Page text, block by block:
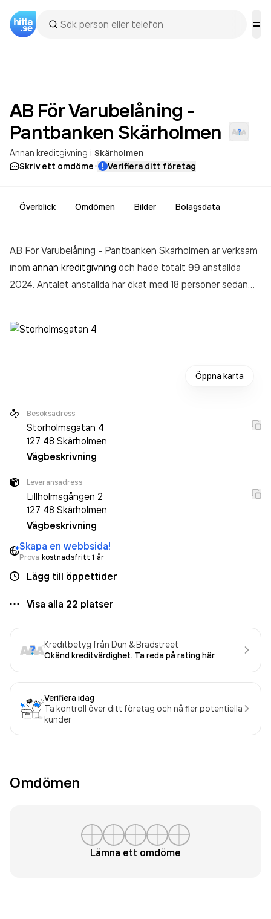
AB För Varubelåning -
Pantbanken Skärholmen
Annan kreditgivning i Skärholmen
Skriv ett omdöme· Verifiera ditt företag
Överblick Omdömen Bilder Bolagsdata
AB För Varubelåning - Pantbanken Skärholmen är verksam
inom annan kreditgivning och hade totalt 99 anställda
2024. Antalet anställda har ökat med 18 personer sedan
Varubelåning - Pantbanken Skärholmen
Öppna karta
Besöksadress
Storholmsgatan 4
127 48 Skärholmen
Vägbeskrivning
Leveransadress
Lillholmsgången 2
127 48 Skärholmen
Vägbeskrivning
Skapa en webbsida!
Prova kostnadsfritt 1 år
Lägg till öppettider
Visa alla 22 platser
Kreditbetyg från Dun & Bradstreet
Okänd kreditvärdighet. Ta reda på rating här.
Verifiera idag
Ta kontroll över ditt företag och nå fler potentiella
kunder
Omdömen
Lämna ett omdöme